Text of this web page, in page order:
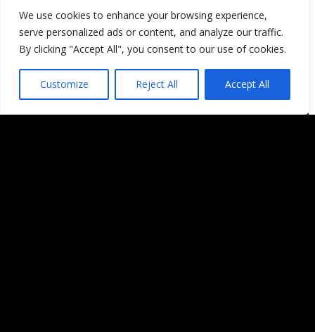
We use cookies to enhance your browsing experience,
serve personalized ads or content, and analyze our traffic.
By clicking "Accept All", you consent to our use of cookies.
Customize Reject All Accept All